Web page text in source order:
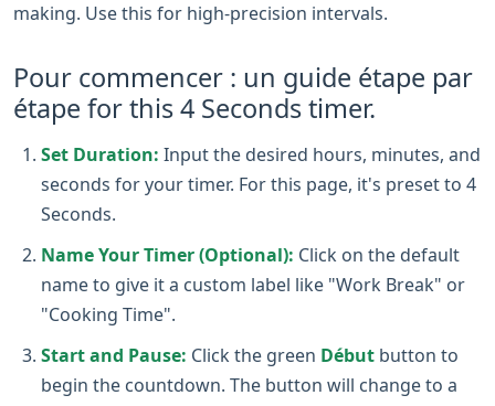
making. Use this for high-precision intervals.
Pour commencer : un guide étape par
étape for this 4 Seconds timer.
Set Duration: Input the desired hours, minutes, and
seconds for your timer. For this page, it's preset to 4
Seconds.
Name Your Timer (Optional): Click on the default
name to give it a custom label like "Work Break" or
"Cooking Time".
Start and Pause: Click the green Début button to
begin the countdown. The button will change to a